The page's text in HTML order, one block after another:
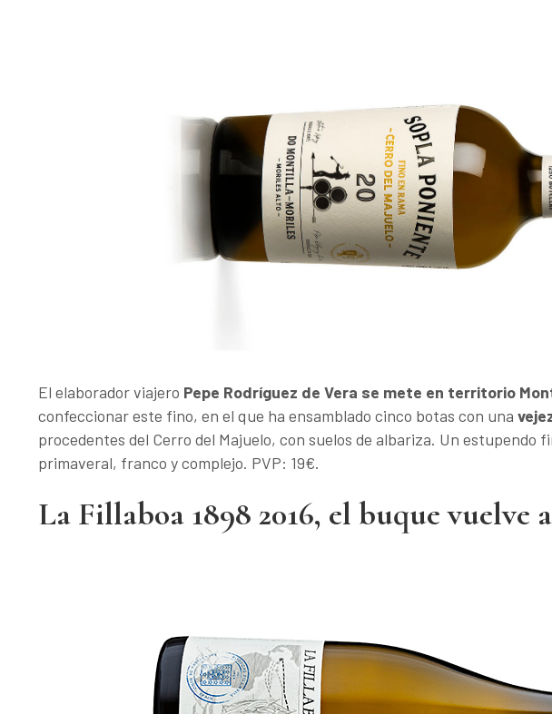
El elaborador viajero Pepe Rodríguez de Vera se mete en territorio
confeccionar este fino, en el que ha ensamblado cinco botas con una
procedentes del Cerro del Majuelo, con suelos de albariza. Un estupendo
primaveral, franco y complejo. PVP: 19€.
La Fillaboa 1898 2016, el buque vuelve